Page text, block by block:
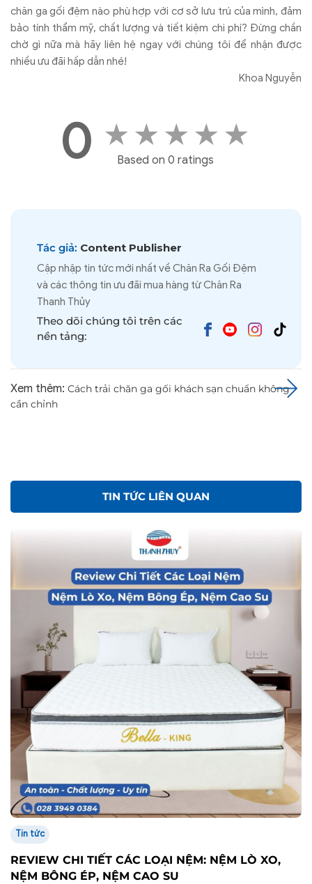
chăn ga gối đệm nào phù hợp với cơ sở lưu trú của mình, đảm
bảo tính thẩm mỹ, chất lượng và tiết kiệm chi phí? Đừng chần
chờ gì nữa mà hãy liên hệ ngay với chúng tôi để nhận được
nhiều ưu đãi hấp dẫn nhé!
Khoa Nguyễn
0 ★ ★ ★ ★ ★
Based on 0 ratings
Tác giả: Content Publisher
Cập nhập tin tức mới nhất về Chăn Ra Gối Đệm
và các thông tin ưu đãi mua hàng từ Chăn Ra
Thanh Thủy
Theo dõi chúng tôi trên các
nền tảng:
Xem thêm: Cách trải chăn ga gối khách sạn chuẩn không
cần chỉnh
TIN TỨC LIÊN QUAN
Tin tức
REVIEW CHI TIẾT CÁC LOẠI NỆM: NỆM LÒ XO,
NỆM BÔNG ÉP, NỆM CAO SU